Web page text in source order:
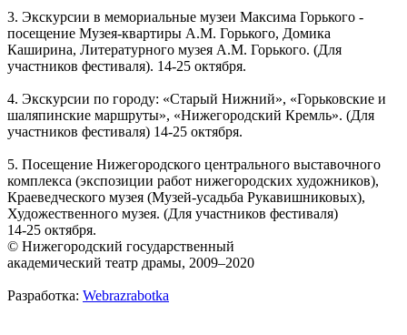
3. Экскурсии в мемориальные музеи Максима Горького -
посещение Музея-квартиры А.М. Горького, Домика
Каширина, Литературного музея А.М. Горького. (Для
участников фестиваля). 14-25 октября.
4. Экскурсии по городу: «Старый Нижний», «Горьковские и
шаляпинские маршруты», «Нижегородский Кремль». (Для
участников фестиваля) 14-25 октября.
5. Посещение Нижегородского центрального выставочного
комплекса (экспозиции работ нижегородских художников),
Краеведческого музея (Музей-усадьба Рукавишниковых),
Художественного музея. (Для участников фестиваля)
14-25 октября.
© Нижегородский государственный
академический театр драмы, 2009–2020
Разработка: Webrazrabotka